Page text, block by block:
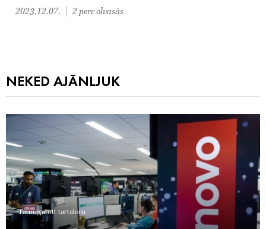
2023.12.07. 2 perc olvasás
NEKED AJÁNLJUK
Támogatott tartalom